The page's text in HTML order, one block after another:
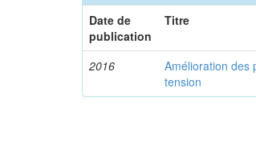
Date de
publication
Titre
2016
Amélioration des
tension